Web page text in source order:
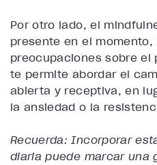
Por otro lado, el
presente en el
preocupaciones sobre el
te permite abordar el
abierta y receptiva, en
la ansiedad o la
Recuerda: Incorporar
diaria puede marcar una